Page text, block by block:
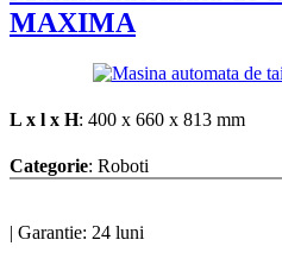
MAXIMA
L x l x H: 400 x 660 x 813 mm
Categorie: Roboti
| Garantie: 24 luni